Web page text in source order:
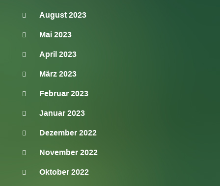
August 2023
Mai 2023
April 2023
März 2023
Februar 2023
Januar 2023
Dezember 2022
November 2022
Oktober 2022